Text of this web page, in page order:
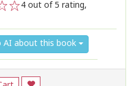
4 out of 5 rating,
AI about this book